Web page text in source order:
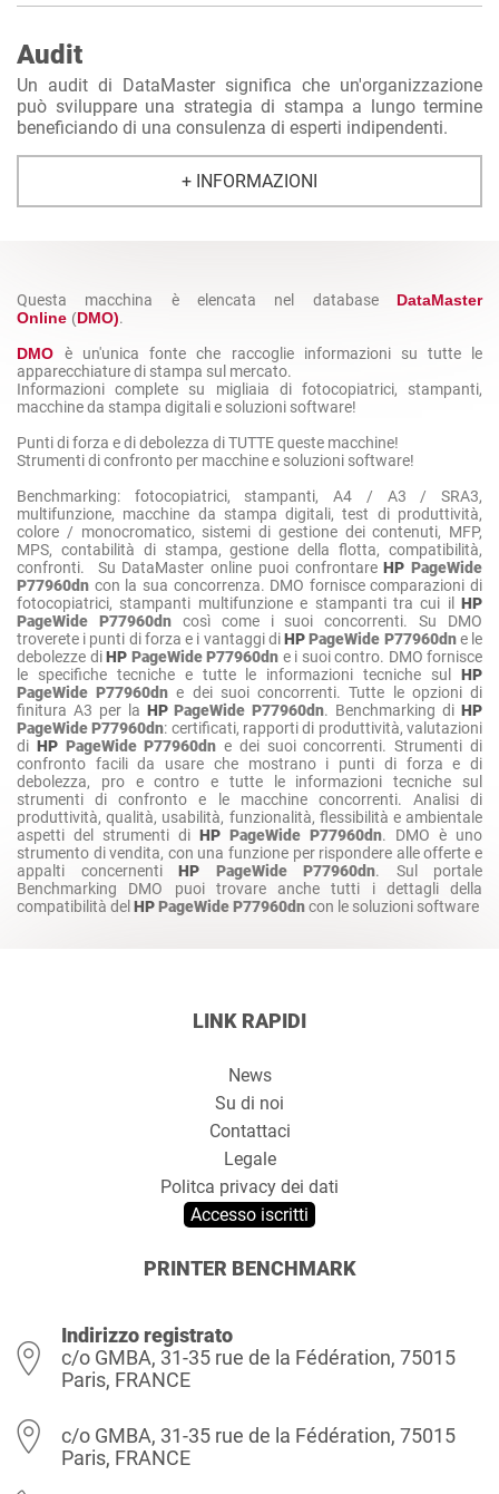
Audit
Un audit di DataMaster significa che un'organizzazione
può sviluppare una strategia di stampa a lungo termine
beneficiando di una consulenza di esperti indipendenti.
+ INFORMAZIONI
Questa macchina è elencata nel database DataMaster
Online (DMO).
DMO
è un'unica fonte che raccoglie informazioni su tutte le
apparecchiature di stampa sul mercato.
Informazioni complete su migliaia di fotocopiatrici, stampanti,
macchine da stampa digitali e soluzioni software!
Punti di forza e di debolezza di TUTTE queste macchine!
Strumenti di confronto per macchine e soluzioni software!
Benchmarking: fotocopiatrici, stampanti, A4 / A3 / SRA3,
multifunzione, macchine da stampa digitali, test di produttività,
colore / monocromatico, sistemi di gestione dei contenuti, MFP,
MPS, contabilità di stampa, gestione della flotta, compatibilità,
confronti. Su DataMaster online puoi confrontareHP PageWide
P77960dn con la sua concorrenza. DMO fornisce comparazioni di
fotocopiatrici, stampanti multifunzione e stampanti tra cui il HP
PageWide P77960dncosì come i suoi concorrenti. Su DMO
troverete i punti di forza e i vantaggi diHP PageWide P77960dne le
debolezze diHP PageWide P77960dn e i suoi contro. DMO fornisce
le specifiche tecniche e tutte le informazioni tecniche sul HP
PageWide P77960dn e dei suoi concorrenti. Tutte le opzioni di
finitura A3 per la HP PageWide P77960dn. Benchmarking diHP
PageWide P77960dn: certificati, rapporti di produttività, valutazioni
di HP PageWide P77960dn e dei suoi concorrenti. Strumenti di
confronto facili da usare che mostrano i punti di forza e di
debolezza, pro e contro e tutte le informazioni tecniche sul
strumenti di confronto e le macchine concorrenti. Analisi di
produttività, qualità, usabilità, funzionalità, flessibilità e ambientale
aspetti del strumenti di HP PageWide P77960dn. DMO è uno
strumento di vendita, con una funzione per rispondere alle offerte e
appalti concernenti HP PageWide P77960dn. Sul portale
Benchmarking DMO puoi trovare anche tutti i dettagli della
compatibilità del HPPageWide P77960dncon le soluzioni software
LINK RAPIDI
News
Su di noi
Contattaci
Legale
Politca privacy dei dati
Accesso iscritti
PRINTER BENCHMARK
Indirizzo registrato
c/o GMBA, 31-35 rue de la Fédération, 75015
Paris, FRANCE
c/o GMBA, 31-35 rue de la Fédération, 75015
Paris, FRANCE